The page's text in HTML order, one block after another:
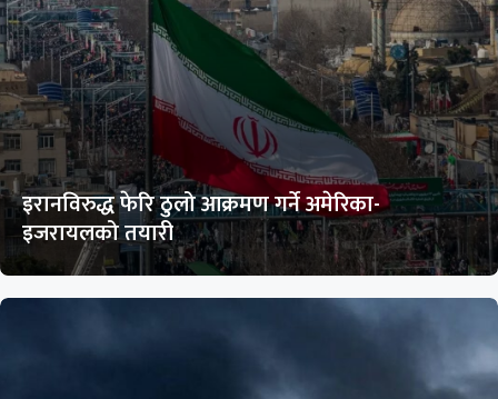
इरानविरुद्ध फेरि ठुलो आक्रमण गर्ने अमेरिका-
इजरायलको तयारी